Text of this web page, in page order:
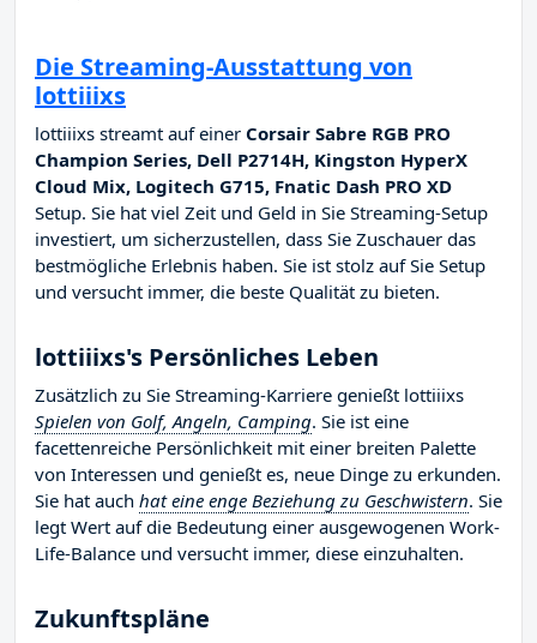
Die Streaming-Ausstattung von
lottiiixs
lottiiixs streamt auf einer Corsair Sabre RGB PRO
Champion Series, Dell P2714H, Kingston HyperX
Cloud Mix, Logitech G715, Fnatic Dash PRO XD
Setup. Sie hat viel Zeit und Geld in Sie Streaming-Setup
investiert, um sicherzustellen, dass Sie Zuschauer das
bestmögliche Erlebnis haben. Sie ist stolz auf Sie Setup
und versucht immer, die beste Qualität zu bieten.
lottiiixs's Persönliches Leben
Zusätzlich zu Sie Streaming-Karriere genießt lottiiixs
Spielen von Golf, Angeln, Camping. Sie ist eine
facettenreiche Persönlichkeit mit einer breiten Palette
von Interessen und genießt es, neue Dinge zu erkunden.
Sie hat auch hat eine enge Beziehung zu Geschwistern. Sie
legt Wert auf die Bedeutung einer ausgewogenen Work-
Life-Balance und versucht immer, diese einzuhalten.
Zukunftspläne